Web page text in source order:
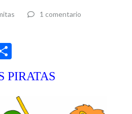
1 comentario
PIRATAS